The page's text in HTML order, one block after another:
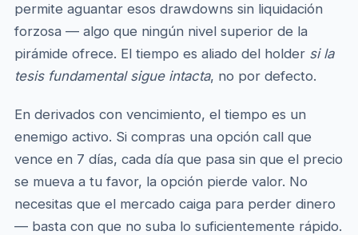
permite aguantar esos drawdowns sin liquidación
forzosa — algo que ningún nivel superior de la
pirámide ofrece. El tiempo es aliado del holder si la
tesis fundamental sigue intacta, no por defecto.
En derivados con vencimiento, el tiempo es un
enemigo activo. Si compras una opción call que
vence en 7 días, cada día que pasa sin que el precio
se mueva a tu favor, la opción pierde valor. No
necesitas que el mercado caiga para perder dinero
— basta con que no suba lo suficientemente rápido.